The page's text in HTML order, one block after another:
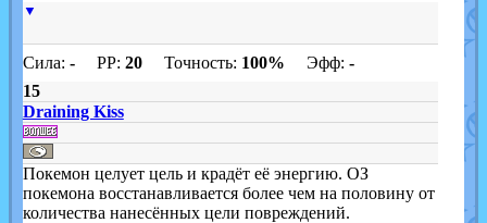
▼
Сила: -PP: 20Точность: 100% Эфф: -
15
Draining Kiss
Покемон целует цель и крадёт её энергию. ОЗ
покемона восстанавливается более чем на половину от
количества нанесённых цели повреждений.